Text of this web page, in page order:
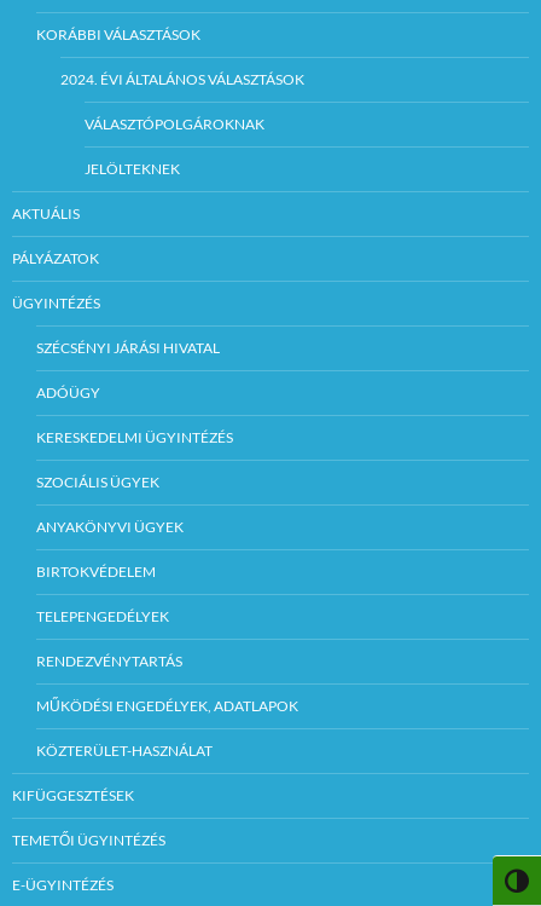
KORÁBBI VÁLASZTÁSOK
2024. ÉVI ÁLTALÁNOS VÁLASZTÁSOK
VÁLASZTÓPOLGÁROKNAK
JELÖLTEKNEK
AKTUÁLIS
PÁLYÁZATOK
ÜGYINTÉZÉS
SZÉCSÉNYI JÁRÁSI HIVATAL
ADÓÜGY
KERESKEDELMI ÜGYINTÉZÉS
SZOCIÁLIS ÜGYEK
ANYAKÖNYVI ÜGYEK
BIRTOKVÉDELEM
TELEPENGEDÉLYEK
RENDEZVÉNYTARTÁS
MŰKÖDÉSI ENGEDÉLYEK, ADATLAPOK
KÖZTERÜLET-HASZNÁLAT
KIFÜGGESZTÉSEK
TEMETŐI ÜGYINTÉZÉS
E-ÜGYINTÉZÉS